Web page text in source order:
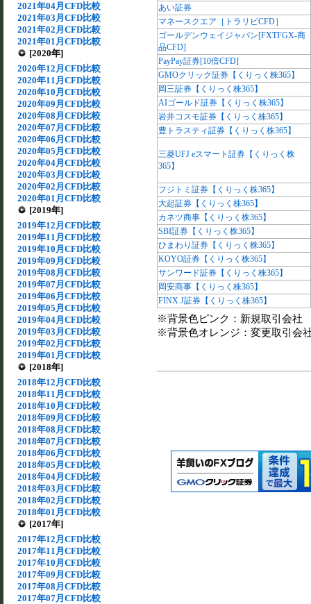
2021年04月CFD比較
2021年03月CFD比較
2021年02月CFD比較
2021年01月CFD比較
[2020年]
2020年12月CFD比較
2020年11月CFD比較
2020年10月CFD比較
2020年09月CFD比較
2020年08月CFD比較
2020年07月CFD比較
2020年06月CFD比較
2020年05月CFD比較
2020年04月CFD比較
2020年03月CFD比較
2020年02月CFD比較
2020年01月CFD比較
[2019年]
2019年12月CFD比較
2019年11月CFD比較
2019年10月CFD比較
2019年09月CFD比較
2019年08月CFD比較
2019年07月CFD比較
2019年06月CFD比較
2019年05月CFD比較
2019年04月CFD比較
2019年03月CFD比較
2019年02月CFD比較
2019年01月CFD比較
[2018年]
2018年12月CFD比較
2018年11月CFD比較
2018年10月CFD比較
2018年09月CFD比較
2018年08月CFD比較
2018年07月CFD比較
2018年06月CFD比較
2018年05月CFD比較
2018年04月CFD比較
2018年03月CFD比較
2018年02月CFD比較
2018年01月CFD比較
[2017年]
2017年12月CFD比較
2017年11月CFD比較
2017年10月CFD比較
2017年09月CFD比較
2017年08月CFD比較
2017年07月CFD比較
あい証券
マネースクエア［トラリピCFD］
ゴールデンウェイジャパン[FXTFGX-商
品CFD]
PayPay証券[10倍CFD]
GMOクリック証券【くりっく株365】
岡三証券【くりっく株365】
AIゴールド証券【くりっく株365】
岩井コスモ証券【くりっく株365】
豊トラスティ証券【くりっく株365】
三菱UFJ eスマート証券【くりっく株
365】
フジトミ証券【くりっく株365】
大起証券【くりっく株365】
カネツ商事【くりっく株365】
SBI証券【くりっく株365】
ひまわり証券【くりっく株365】
KOYO証券【くりっく株365】
サンワード証券【くりっく株365】
岡安商事【くりっく株365】
FINX J証券【くりっく株365】
※背景色ピンク：新規取引会社
※背景色オレンジ：変更取引会